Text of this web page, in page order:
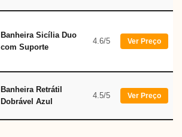
Banheira Sicília Duo
com Suporte
4.6/5 Ver Preço
Banheira Retrátil
Dobrável Azul
4.5/5 Ver Preço